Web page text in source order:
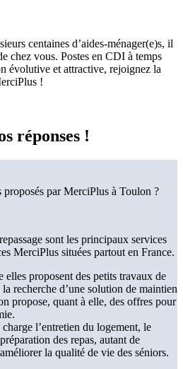
centaines d’aides-ménager(e)s, il
chez vous. Postes en CDI à temps
évolutive et attractive, rejoignez la
!
réponses !
proposés par MerciPlus à Toulon ?
sont les principaux services
MerciPlus situées partout en France.
elles proposent des petits travaux de
recherche d’une solution de maintien
propose, quant à elle, des offres pour
l’entretien du logement, le
des repas, autant de
la qualité de vie des séniors.